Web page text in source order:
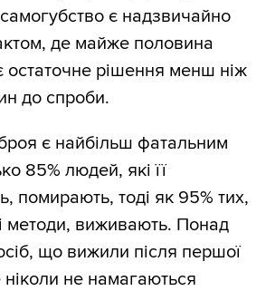
є надзвичайно
де майже половина
рішення менш ніж
до спроби.
є найбільш фатальним
85% людей, які її
помирають, тоді як 95% тих,
методи, виживають. Понад
що вижили після першої
не намагаються